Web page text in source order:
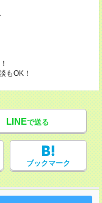
もOK！
LINEで送る
ブックマーク